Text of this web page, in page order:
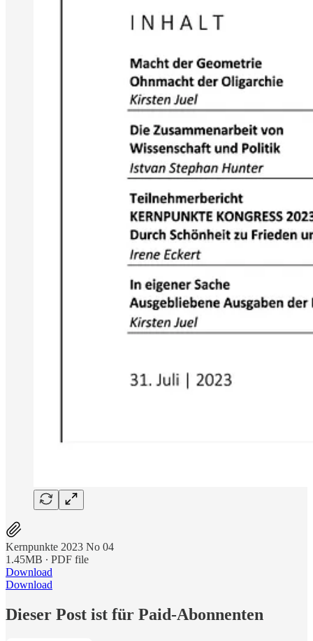
Kernpunkte 2023 No 04
1.45MB ∙ PDF file
Download
Download
Dieser Post ist für Paid-Abonnenten